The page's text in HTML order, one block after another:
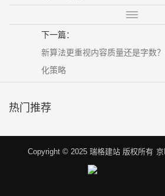
下一篇：
新算法更重视内容质量还是字数
化策略
热门推荐
Copyright © 2025 瑞格建站 版权所有